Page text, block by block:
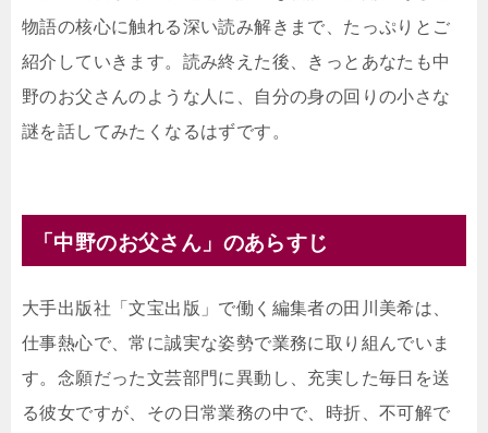
物語の核心に触れる深い読み解きまで、たっぷりとご
紹介していきます。読み終えた後、きっとあなたも中
野のお父さんのような人に、自分の身の回りの小さな
謎を話してみたくなるはずです。
「中野のお父さん」のあらすじ
大手出版社「文宝出版」で働く編集者の田川美希は、
仕事熱心で、常に誠実な姿勢で業務に取り組んでいま
す。念願だった文芸部門に異動し、充実した毎日を送
る彼女ですが、その日常業務の中で、時折、不可解で